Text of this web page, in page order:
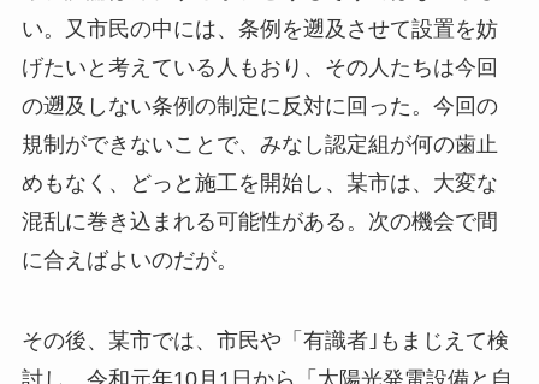
い。又市民の中には、条例を遡及させて設置を妨
げたいと考えている人もおり、その人たちは今回
の遡及しない条例の制定に反対に回った。今回の
規制ができないことで、みなし認定組が何の歯止
めもなく、どっと施工を開始し、某市は、大変な
混乱に巻き込まれる可能性がある。次の機会で間
に合えばよいのだが。
その後、某市では、市民や「有識者｣もまじえて検